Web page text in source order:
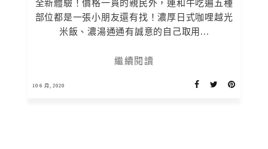
全新體驗！價格一貫的親民外，連和牛吃遍五種
部位都是一張小朋友還有找！濃厚日式咖哩越光
米飯、濃湯通通有誠意的自己取用...
繼續閱讀
10 6 月, 2020